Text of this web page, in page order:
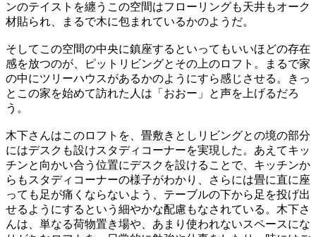
ンのテイストを纏うこの空間はフローリングも天井もオーク
材貼られ、まるで木に包まれているかのようだ。
そしてこの空間の中央に鎮座するといってもいいほどの存在
感を放つのが、ピットリビングとその上のロフト。まるで家
の中にツリーハウスがあるかのようにすら感じさせる。きっ
とこの家を始めて訪れた人は「おおー」と声を上げるだろ
う。
木下さんはこのロフトを、畳敷きとしリビングとの境の部分
にはデスクも設けスタディコーナーを実現した。あえてキッ
チンと向かい合う位置にデスクを設けることで、キッチンか
らもスタディコーナーの様子がわかり、さらには畳に直に座
っても足が痛くならないよう、テーブルの下から足を投げ出
せるようにするという細やかな配慮もなされている。木下さ
んは、単なる荷物置き場や、あまり使われないスペースにな